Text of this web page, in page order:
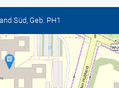
Süd, Geb. PH1